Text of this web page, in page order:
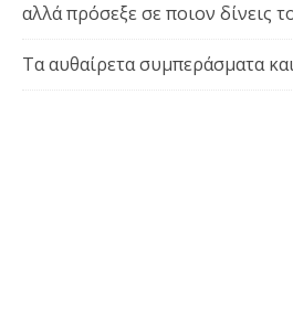
αλλά πρόσεξε σε ποιον δίνεις
Τα αυθαίρετα συμπεράσματα